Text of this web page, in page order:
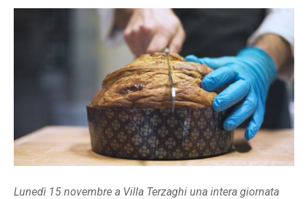
Lunedì 15 novembre a Villa Terzaghi una intera giornata